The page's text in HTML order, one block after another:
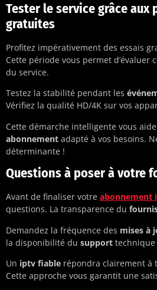
Tester le service grâce aux
gratuites
Profitez impérativement des essais
Cette période vous permet d’évaluer
du service.
Testez la stabilité pendant les
Vérifiez la qualité HD/4K sur vos
Cette démarche intelligente vous
abonnement adapté à vos besoins.
déterminante !
Questions à poser à votre
Avant de finaliser votre abonnement
questions. La transparence du
Demandez la fréquence des mises à
la disponibilité du support technique
Un iptv fiable répondra clairement à
Cette approche vous garantit une